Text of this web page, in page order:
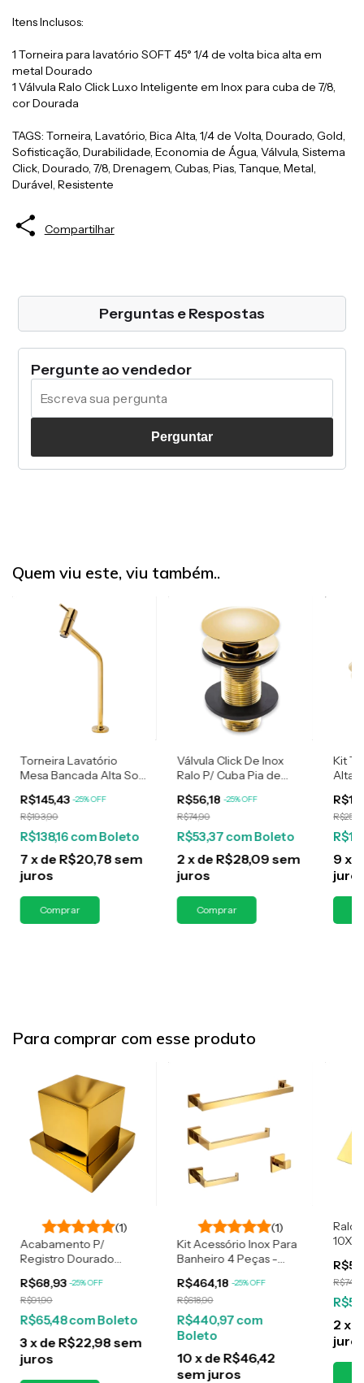
Itens Inclusos:
1 Torneira para lavatório SOFT 45° 1/4 de volta bica alta em
metal Dourado
1 Válvula Ralo Click Luxo Inteligente em Inox para cuba de 7/8,
cor Dourada
TAGS: Torneira, Lavatório, Bica Alta, 1/4 de Volta, Dourado, Gold,
Sofisticação, Durabilidade, Economia de Água, Válvula, Sistema
Click, Dourado, 7/8, Drenagem, Cubas, Pias, Tanque, Metal,
Durável, Resistente
Compartilhar
Perguntas e Respostas
Pergunte ao vendedor
Perguntar
Quem viu este, viu também..
Torneira Lavatório
Mesa Bancada Alta Soft
R$145,43 -25%OFF
R$193,90
R$138,16comBoleto
7 xde R$20,78 sem
juros
Válvula Click De Inox
Ralo P/ Cuba Pia de
Dourada Gold de 3cm
R$56,18 -25%OFF
R$74,90
R$53,37comBoleto
2 xde R$28,09 sem
juros
Kit
Alta
9 x
Para comprar com esse produto
(1)
Acabamento P/
Registro Dourado
Padrão Deca
R$68,93 -25%OFF
R$91,90
R$65,48comBoleto
3 xde R$22,98 sem
juros
(1)
Kit Acessório Inox Para
Banheiro 4 Peças -
R$464,18 -25%OFF
R$618,90
R$440,97com
Boleto
10 xde R$46,42
sem juros
Ralo
2 x